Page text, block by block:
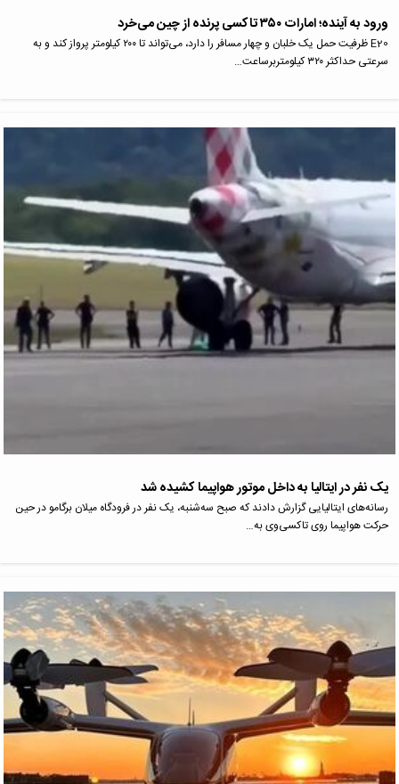
ورود به آینده؛ امارات ۳۵۰ تاکسی پرنده از چین می‌خرد
E20 ظرفیت حمل یک خلبان و چهار مسافر را دارد، می‌تواند تا ۲۰۰ کیلومتر پرواز کند و به
سرعتی حداکثر ۳۲۰ کیلومتربرساعت…
یک نفر در ایتالیا به داخل موتور هواپیما کشیده شد
رسانه‌های ایتالیایی گزارش دادند که صبح سه‌شنبه، یک نفر در فرودگاه میلان برگامو در حین
حرکت هواپیما روی تاکسی‌وی به…